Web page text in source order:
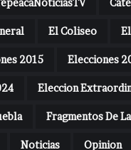
El Coliseo
2015 Elecciones
Eleccion
Fragmentos De
Noticias Opinion